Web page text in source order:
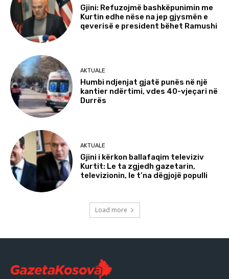
Gjini: Refuzojmë bashkëpunimin me
Kurtin edhe nëse na jep gjysmën e
qeverisë e president bëhet Ramushi
AKTUALE
Humbi ndjenjat gjatë punës në një
kantier ndërtimi, vdes 40-vjeçari në
Durrës
AKTUALE
Gjini i kërkon ballafaqim televiziv
Kurtit: Le ta zgjedh gazetarin,
televizionin, le t’na dëgjojë populli
Load more